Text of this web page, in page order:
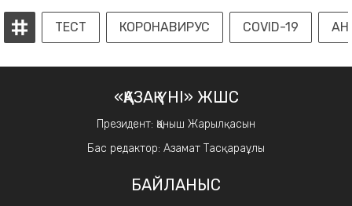
ТЕСТ КОРОНАВИРУС COVID-19
«ҚАЗАҚ ҮНІ» ЖШС
Президент: Қаныш Жарылқасын
Бас редактор: Азамат Тасқараұлы
БАЙЛАНЫС